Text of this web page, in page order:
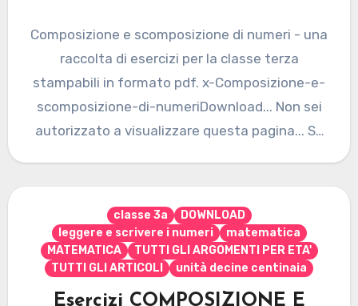
Composizione e scomposizione di numeri - una
raccolta di esercizi per la classe terza
stampabili in formato pdf. x-Composizione-e-
scomposizione-di-numeriDownload... Non sei
autorizzato a visualizzare questa pagina... Se
classe 3a
DOWNLOAD
leggere e scrivere i numeri
matematica
MATEMATICA
TUTTI GLI ARGOMENTI PER ETA'
TUTTI GLI ARTICOLI
unità decine centinaia
Esercizi COMPOSIZIONE E